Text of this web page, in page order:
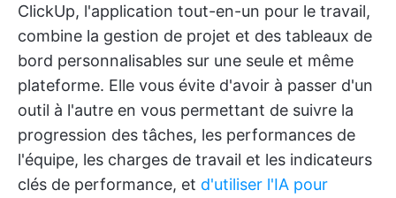
ClickUp, l'application tout-en-un pour le travail,
combine la gestion de projet et des tableaux de
bord personnalisables sur une seule et même
plateforme. Elle vous évite d'avoir à passer d'un
outil à l'autre en vous permettant de suivre la
progression des tâches, les performances de
l'équipe, les charges de travail et les indicateurs
clés de performance, et d'utiliser l'IA pour